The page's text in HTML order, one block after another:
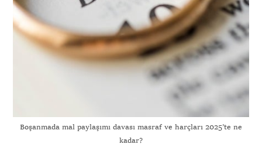
Boşanmada mal paylaşımı davası masraf ve harçları 2025’te ne
kadar?